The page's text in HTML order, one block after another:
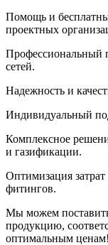
Помощь и
проектных
Профессиональный
сетей.
Надежность и
Индивидуальный
Комплексное
и газификации.
Оптимизация
фитингов.
Мы можем
продукцию,
оптимальным ценам!